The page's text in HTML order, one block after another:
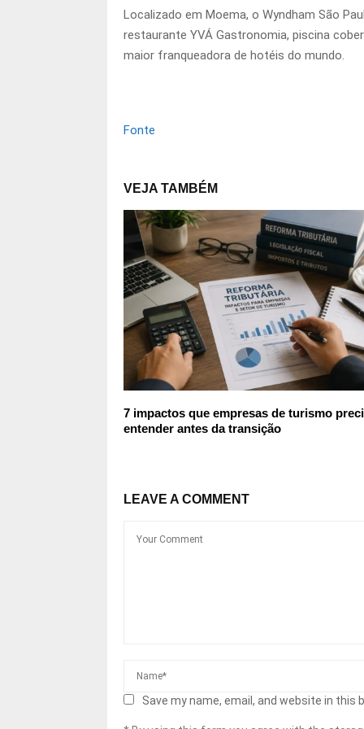
Localizado em Moema, o Wyndham São
restaurante YVÁ Gastronomia, piscina
maior franqueadora de hotéis do mundo.
Fonte
VEJA TAMBÉM
7 impactos que empresas de turismo
entender antes da transição
LEAVE A COMMENT
Save my name, email, and website in